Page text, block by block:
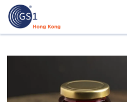
主
Top
Menu